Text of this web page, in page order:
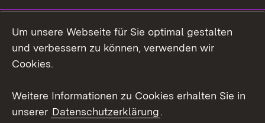
Social Wall
Youtube
Kontakt
Datenschutz
Um unsere Webseite für Sie optimal gestalten
und verbessern zu können, verwenden wir
Cookies.
Weitere Informationen zu Cookies erhalten Sie in
unserer Datenschutzerklärung.